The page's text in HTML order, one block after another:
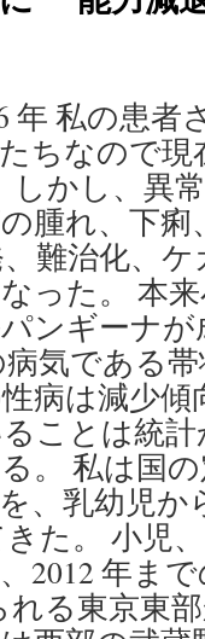
年 私の患者
ちなので
しかし、異
腫れ、下
難治化、
った。 本
ンギーナ
気である
病は減少
ことは統
。 私は国
、乳幼児か
た。 小児
2012 年ま
る東京東